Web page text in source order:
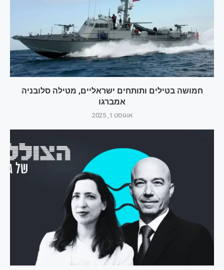
חמושה בטילים ותותחים ישראליים, מטילה סלובניה
אמברגו
אוגוסט 1, 2025